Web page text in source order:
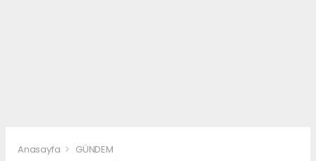
Anasayfa GÜNDEM